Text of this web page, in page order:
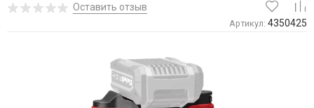
Оставить отзыв
Артикул: 4350425